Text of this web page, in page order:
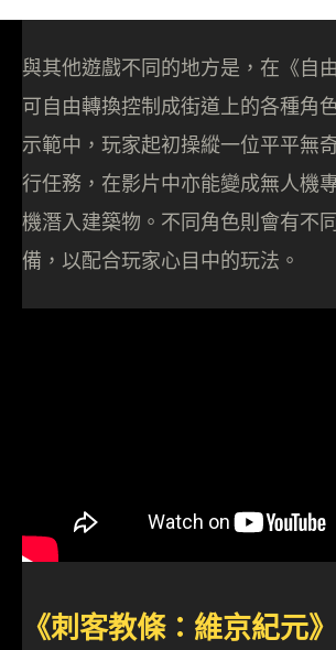
與其他遊戲不同的地方是，在《自
可自由轉換控制成街道上的各種角
示範中，玩家起初操縱一位平平無
行任務，在影片中亦能變成無人機
機潛入建築物。不同角色則會有不
備，以配合玩家心目中的玩法。
《刺客教條：維京紀元》